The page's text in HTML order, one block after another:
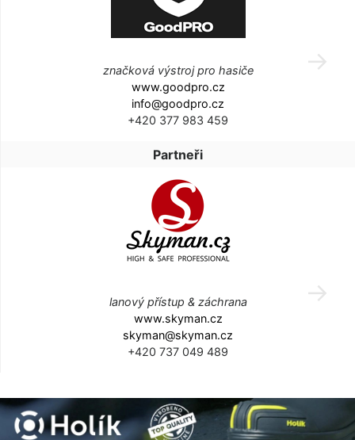
značková výstroj pro hasiče
www.goodpro.cz
info@goodpro.cz
+420 377 983 459
Partneři
lanový přístup & záchrana
www.skyman.cz
skyman@skyman.cz
+420 737 049 489